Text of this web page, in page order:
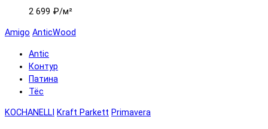
2 699 ₽/м²
Amigo AnticWood
Antic
Контур
Патина
Тёс
KOCHANELLI Kraft Parkett Primavera